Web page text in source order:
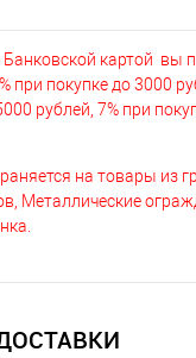
Банковской картой вы
при покупке до 3000
рублей, 7% при
на товары из
Металлические